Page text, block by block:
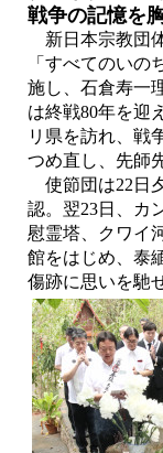
戦争の記憶を
新日本宗教団
「すべてのい
施し、石倉寿一
は終戦80年を迎
リ県を訪れ、戦
つめ直し、先師
使節団は22日
認。翌23日、カ
慰霊塔、クワイ
館をはじめ、泰
傷跡に思いを馳